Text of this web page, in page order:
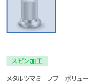
スピン加工
メタルツマミ ノブ ボリ